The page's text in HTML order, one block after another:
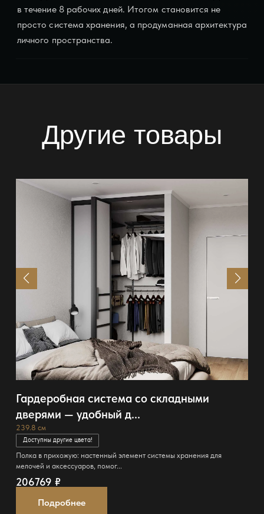
в течение 8 рабочих дней. Итогом становится не
просто система хранения, а продуманная архитектура
личного пространства.
Другие товары
Гардеробная система со складными
дверями — удобный д...
239.8 см
Доступны другие цвета!
Полка в прихожую: настенный элемент системы хранения для
мелочей и аксессуаров, помог...
206769 ₽
Подробнее